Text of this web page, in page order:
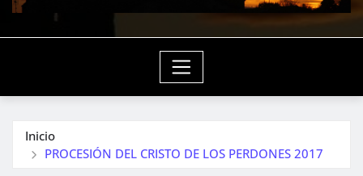
Inicio
PROCESIÓN DEL CRISTO DE LOS PERDONES 2017